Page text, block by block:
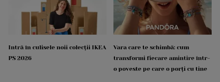
Intră în culisele noii colecții IKEA
PS 2026
Vara care te schimbă: cum
transformi fiecare amintire într-
o poveste pe care o porți cu tine